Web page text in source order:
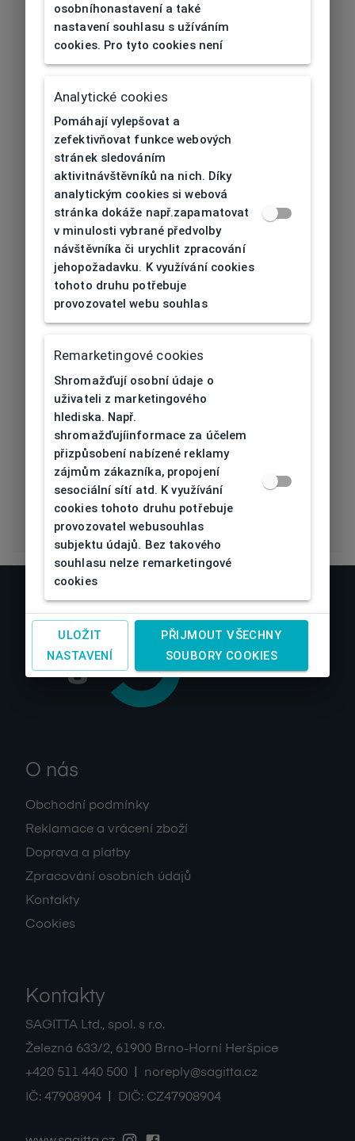
Výška očnice
[mm]
47,5
Délka stranice
[mm]
Typ nosníku Plast
Prohnutí očnice
[báze]
6
Flex Ne
Materiál čočky Plast
Barva čočky Šedá
Kategorie
slunečního
filtru
3
Vlastnosti
čočky
Eco Friendly Ne
O nás
Obchodní podmínky
Reklamace a vrácení zboží
Doprava a platby
Zpracování osobních údajů
Kontakty
Cookies
Kontakty
SAGITTA Ltd., spol. s r.o.
Železná 633/2, 61900 Brno-Horní Heršpice
+420 511 440 500
noreply@sagitta.cz
IČ: 47908904 DIČ: CZ47908904
osobníhonastavení a také
nastavení souhlasu s užíváním
cookies. Pro tyto cookies není
Analytické cookies
Pomáhají vylepšovat a
zefektivňovat funkce webových
stránek sledováním
aktivitnávštěvníků na nich. Díky
analytickým cookies si webová
stránka dokáže např.zapamatovat
v minulosti vybrané předvolby
návštěvníka či urychlit zpracování
jehopožadavku. K využívání cookies
tohoto druhu potřebuje
provozovatel webu souhlas
Remarketingové cookies
Shromažďují osobní údaje o
uživateli z marketingového
hlediska. Např.
shromažďujíinformace za účelem
přizpůsobení nabízené reklamy
zájmům zákazníka, propojení
sesociální sítí atd. K využívání
cookies tohoto druhu potřebuje
provozovatel webusouhlas
subjektu údajů. Bez takového
souhlasu nelze remarketingové
cookies
ULOŽIT
NASTAVENÍ
PŘIJMOUT VŠECHNY
SOUBORY COOKIES